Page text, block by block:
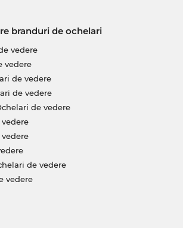
branduri de ochelari
vedere
vedere
de vedere
de vedere
de vedere
de vedere
vedere